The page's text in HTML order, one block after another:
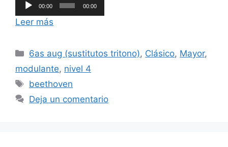
de
audio
00:00 00:00
Leer más
Categorías
6as aug (sustitutos tritono), Clásico, Mayor,
modulante, nivel 4
Etiquetas
beethoven
Deja un comentario